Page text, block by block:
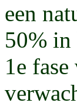
een
50%
1e